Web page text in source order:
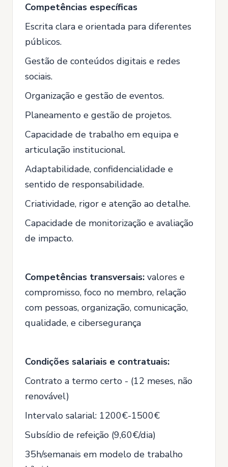
Competências específicas
Escrita clara e orientada para diferentes
públicos.
Gestão de conteúdos digitais e redes
sociais.
Organização e gestão de eventos.
Planeamento e gestão de projetos.
Capacidade de trabalho em equipa e
articulação institucional.
Adaptabilidade, confidencialidade e
sentido de responsabilidade.
Criatividade, rigor e atenção ao detalhe.
Capacidade de monitorização e avaliação
de impacto.
Competências transversais: valores e
compromisso, foco no membro, relação
com pessoas, organização, comunicação,
qualidade, e cibersegurança
Condições salariais e contratuais:
Contrato a termo certo - (12 meses, não
renovável)
Intervalo salarial: 1200€-1500€
Subsídio de refeição (9,60€/dia)
35h/semanais em modelo de trabalho